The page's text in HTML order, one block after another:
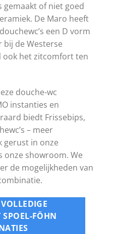
of niet goed
De Maro heeft
een D vorm
de Westerse
ook het zitcomfort ten
douche-wc
instanties en
biedt Frissebips,
– meer
gerust in onze
onze showroom. We
de mogelijkheden van
FÖHN